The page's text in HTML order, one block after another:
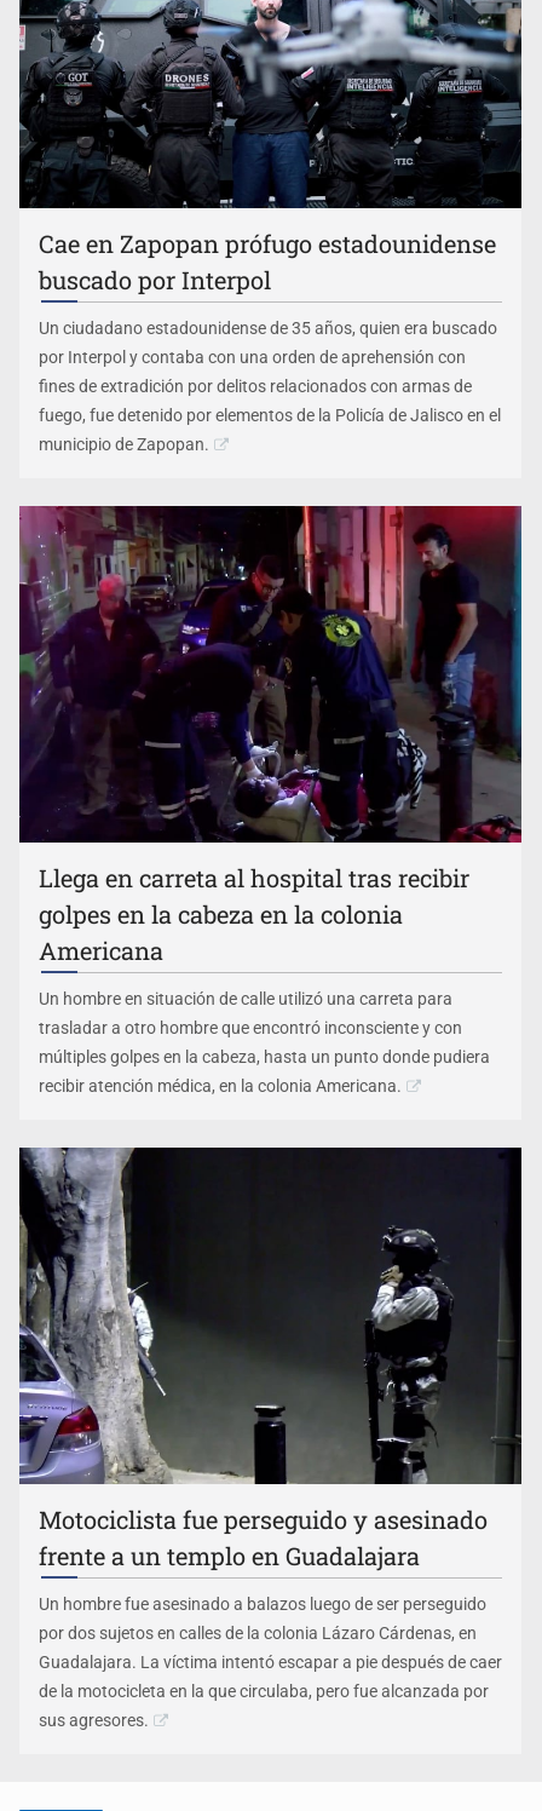
Cae en Zapopan prófugo estadounidense
buscado por Interpol
Un ciudadano estadounidense de 35 años, quien era buscado
por Interpol y contaba con una orden de aprehensión con
fines de extradición por delitos relacionados con armas de
fuego, fue detenido por elementos de la Policía de Jalisco en el
municipio de Zapopan.
Llega en carreta al hospital tras recibir
golpes en la cabeza en la colonia
Americana
Un hombre en situación de calle utilizó una carreta para
trasladar a otro hombre que encontró inconsciente y con
múltiples golpes en la cabeza, hasta un punto donde pudiera
recibir atención médica, en la colonia Americana.
Motociclista fue perseguido y asesinado
frente a un templo en Guadalajara
Un hombre fue asesinado a balazos luego de ser perseguido
por dos sujetos en calles de la colonia Lázaro Cárdenas, en
Guadalajara. La víctima intentó escapar a pie después de caer
de la motocicleta en la que circulaba, pero fue alcanzada por
sus agresores.